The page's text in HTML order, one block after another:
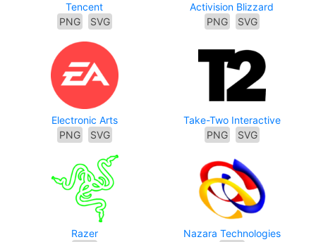
Tencent
PNG
SVG
Activision Blizzard
PNG
SVG
Electronic Arts
PNG
SVG
Take-Two Interactive
PNG
SVG
Razer
Nazara Technologies